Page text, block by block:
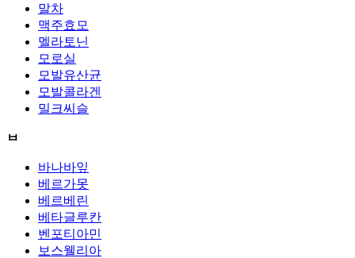
말차
맥주효모
멜라토닌
모로실
모발유산균
모발콜라겐
밀크씨슬
ㅂ
바나바잎
베르가못
베르베린
베타글루칸
벤포티아민
보스웰리아